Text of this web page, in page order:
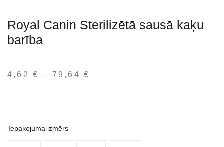
Royal Canin Sterilizētā sausā kaķu
barība
4,62 € – 79,64€
Iepakojuma izmērs